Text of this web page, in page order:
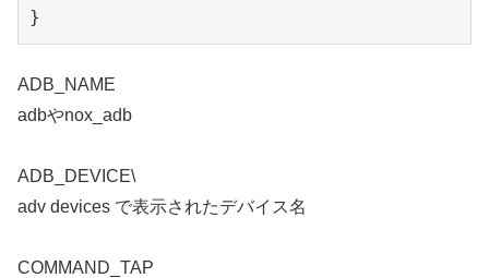
}
ADB_NAME
adbやnox_adb
ADB_DEVICE\
adv devices で表示されたデバイス名
COMMAND_TAP